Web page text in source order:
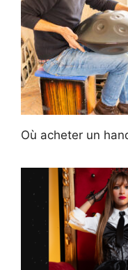
Où acheter un